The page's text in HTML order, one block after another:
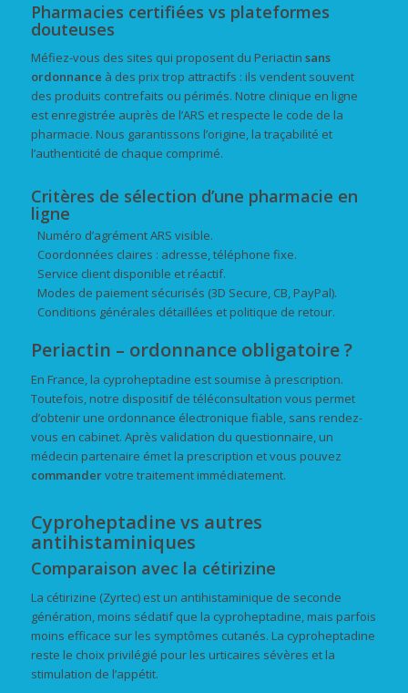
Pharmacies certifiées vs plateformes
douteuses
Méfiez-vous des sites qui proposent du Periactin sans
ordonnance à des prix trop attractifs : ils vendent souvent
des produits contrefaits ou périmés. Notre clinique en ligne
est enregistrée auprès de l’ARS et respecte le code de la
pharmacie. Nous garantissons l’origine, la traçabilité et
l’authenticité de chaque comprimé.
Critères de sélection d’une pharmacie en
ligne
Numéro d’agrément ARS visible.
Coordonnées claires : adresse, téléphone fixe.
Service client disponible et réactif.
Modes de paiement sécurisés (3D Secure, CB, PayPal).
Conditions générales détaillées et politique de retour.
Periactin – ordonnance obligatoire ?
En France, la cyproheptadine est soumise à prescription.
Toutefois, notre dispositif de téléconsultation vous permet
d’obtenir une ordonnance électronique fiable, sans rendez-
vous en cabinet. Après validation du questionnaire, un
médecin partenaire émet la prescription et vous pouvez
commandervotre traitement immédiatement.
Cyproheptadine vs autres
antihistaminiques
Comparaison avec la cétirizine
La cétirizine (Zyrtec) est un antihistaminique de seconde
génération, moins sédatif que la cyproheptadine, mais parfois
moins efficace sur les symptômes cutanés. La cyproheptadine
reste le choix privilégié pour les urticaires sévères et la
stimulation de l’appétit.